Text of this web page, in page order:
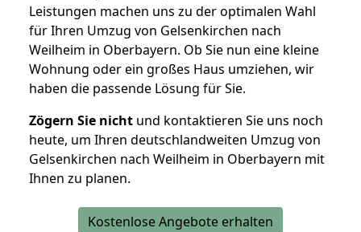
Leistungen machen uns zu der optimalen Wahl
für Ihren Umzug von Gelsenkirchen nach
Weilheim in Oberbayern. Ob Sie nun eine kleine
Wohnung oder ein großes Haus umziehen, wir
haben die passende Lösung für Sie.
Zögern Sie nicht und kontaktieren Sie uns noch
heute, um Ihren deutschlandweiten Umzug von
Gelsenkirchen nach Weilheim in Oberbayern mit
Ihnen zu planen.
Kostenlose Angebote erhalten